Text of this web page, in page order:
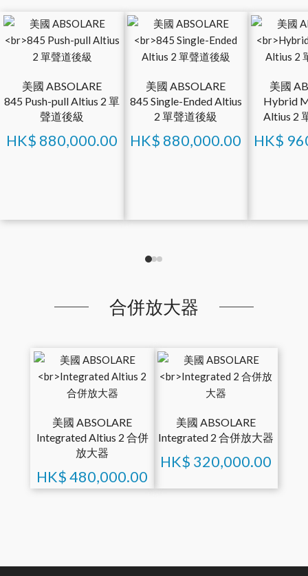
美國 ABSOLARE
845 Push-pull Altius 2 單
聲道後級
HK$ 880,000.00
美國 ABSOLARE
845 Single-Ended Altius
2 單聲道後級
HK$ 880,000.00
美國
Hybrid
Altius 2
HK$
合併放大器
美國 ABSOLARE
Integrated Altius 2 合併
放大器
HK$480,000.00
美國 ABSOLARE
Integrated 2 合併放大器
HK$ 320,000.00